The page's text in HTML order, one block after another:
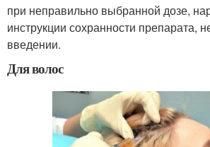
при неправильно выбранной дозе,
инструкции сохранности препарата,
введении.
Для волос